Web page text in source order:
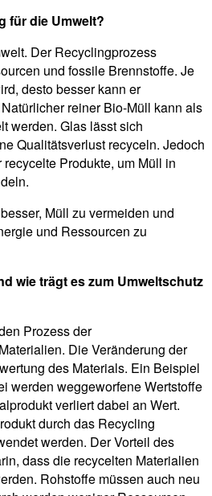
für die Umwelt?
Der Recyclingprozess
und fossile Brennstoffe. Je
desto besser kann er
reiner Bio-Müll kann als
werden. Glas lässt sich
Qualitätsverlust recyceln. Jedoch
Produkte, um Müll in
Müll zu vermeiden und
und Ressourcen zu
wie trägt es zum Umweltschutz
Prozess der
Die Veränderung der
des Materials. Ein Beispiel
werden weggeworfene Wertstoffe
verliert dabei an Wert.
durch das Recycling
werden. Der Vorteil des
dass die recycelten Materialien
Rohstoffe müssen auch neu